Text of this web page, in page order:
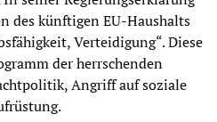
des künftigen EU-Haushalts
Verteidigung“. Diese
der herrschenden
Angriff auf soziale